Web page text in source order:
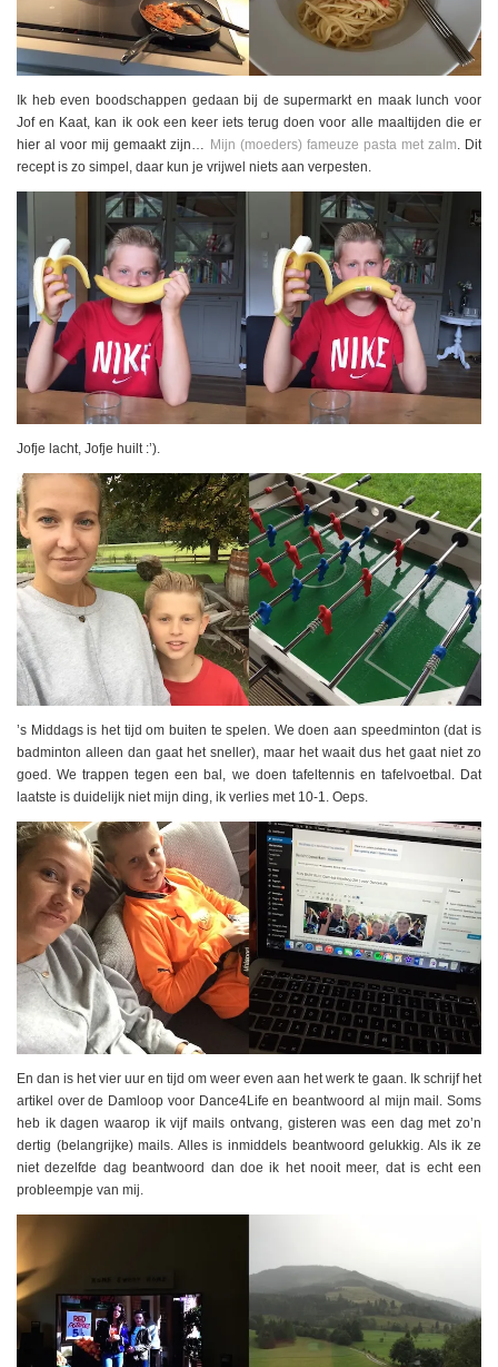
Ik heb even boodschappen gedaan bij de supermarkt en maak lunch voor
Jof en Kaat, kan ik ook een keer iets terug doen voor alle maaltijden die er
hier al voor mij gemaakt zijn…
Mijn (moeders) fameuze pasta met zalm . Dit
recept is zo simpel, daar kun je vrijwel niets aan verpesten.
Jofje lacht, Jofje huilt :’).
’s Middags is het tijd om buiten te spelen. We doen aan speedminton (dat is
badminton alleen dan gaat het sneller), maar het waait dus het gaat niet zo
goed. We trappen tegen een bal, we doen tafeltennis en tafelvoetbal. Dat
laatste is duidelijk niet mijn ding, ik verlies met 10-1. Oeps.
En dan is het vier uur en tijd om weer even aan het werk te gaan. Ik schrijf het
artikel over de Damloop voor Dance4Life en beantwoord al mijn mail. Soms
heb ik dagen waarop ik vijf mails ontvang, gisteren was een dag met zo’n
dertig (belangrijke) mails. Alles is inmiddels beantwoord gelukkig. Als ik ze
niet dezelfde dag beantwoord dan doe ik het nooit meer, dat is echt een
probleempje van mij.